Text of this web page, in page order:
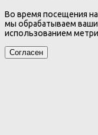
Во время посещения
мы обрабатываем
использованием
Согласен